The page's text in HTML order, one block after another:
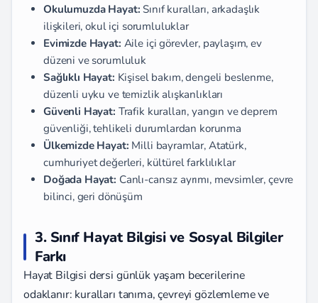
Okulumuzda Hayat: Sınıf kuralları, arkadaşlık
ilişkileri, okul içi sorumluluklar
Evimizde Hayat: Aile içi görevler, paylaşım, ev
düzeni ve sorumluluk
Sağlıklı Hayat: Kişisel bakım, dengeli beslenme,
düzenli uyku ve temizlik alışkanlıkları
Güvenli Hayat: Trafik kuralları, yangın ve deprem
güvenliği, tehlikeli durumlardan korunma
Ülkemizde Hayat: Milli bayramlar, Atatürk,
cumhuriyet değerleri, kültürel farklılıklar
Doğada Hayat: Canlı-cansız ayrımı, mevsimler, çevre
bilinci, geri dönüşüm
3. Sınıf Hayat Bilgisi ve Sosyal Bilgiler
Farkı
Hayat Bilgisi dersi günlük yaşam becerilerine
odaklanır: kuralları tanıma, çevreyi gözlemleme ve